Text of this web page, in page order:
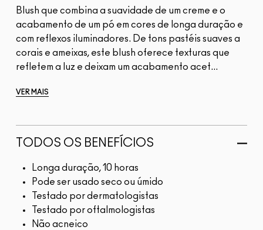
Blush que combina a suavidade de um creme e o
acabamento de um pó em cores de longa duração e
com reflexos iluminadores. De tons pastéis suaves a
corais e ameixas, este blush oferece texturas que
refletem a luz e deixam um acabamento acet...
VER MAIS
TODOS OS BENEFÍCIOS
Longa duração, 10 horas
Pode ser usado seco ou úmido
Testado por dermatologistas
Testado por oftalmologistas
Não acneico